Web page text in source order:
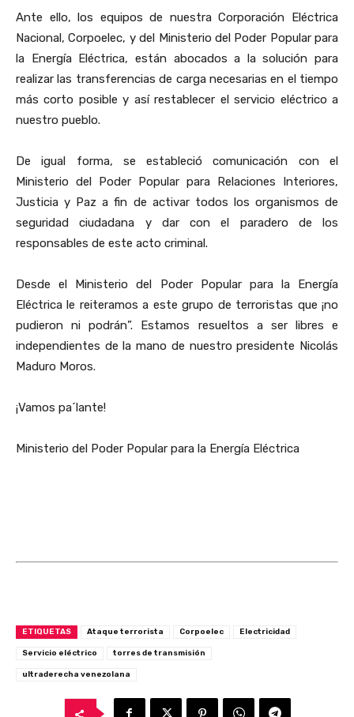
Ante ello, los equipos de nuestra Corporación Eléctrica
Nacional, Corpoelec, y del Ministerio del Poder Popular para
la Energía Eléctrica, están abocados a la solución para
realizar las transferencias de carga necesarias en el tiempo
más corto posible y así restablecer el servicio eléctrico a
nuestro pueblo.
De igual forma, se estableció comunicación con el
Ministerio del Poder Popular para Relaciones Interiores,
Justicia y Paz a fin de activar todos los organismos de
seguridad ciudadana y dar con el paradero de los
responsables de este acto criminal.
Desde el Ministerio del Poder Popular para la Energía
Eléctrica le reiteramos a este grupo de terroristas que ¡no
pudieron ni podrán”. Estamos resueltos a ser libres e
independientes de la mano de nuestro presidente Nicolás
Maduro Moros.
¡Vamos pa´lante!
Ministerio del Poder Popular para la Energía Eléctrica
ETIQUETAS Ataque terrorista Corpoelec Electricidad
Servicio eléctrico torres de transmisión
ultraderecha venezolana